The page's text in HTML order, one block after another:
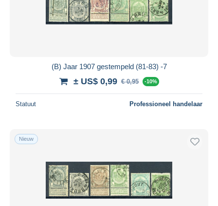
(B) Jaar 1907 gestempeld (81-83) -7
± US$ 0,99 € 0,95 -10%
Statuut Professioneel handelaar
Nieuw